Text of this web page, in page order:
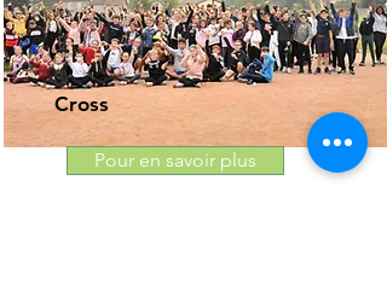
Cross
Pour en savoir plus